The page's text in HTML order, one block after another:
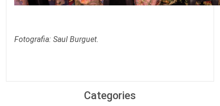
Fotografia: Saul Burguet.
Categories